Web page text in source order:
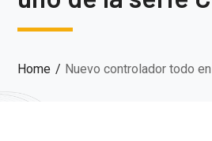
Home Nuevo controlador todo